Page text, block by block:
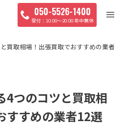
050-5526-1400
10:00〜20:00 年中無休
買取相場！出張買取でおすすめの業者
4つのコツと買取相
すすめの業者12選